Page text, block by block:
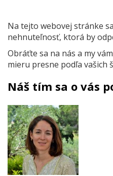
Na tejto webovej stránke
nehnuteľnosť, ktorá by
Obráťte sa na nás a my
mieru presne podľa vašich
Náš tím sa o vás